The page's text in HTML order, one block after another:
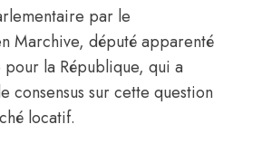
par le
Marchive, député apparenté
la République, qui a
consensus sur cette question
locatif.